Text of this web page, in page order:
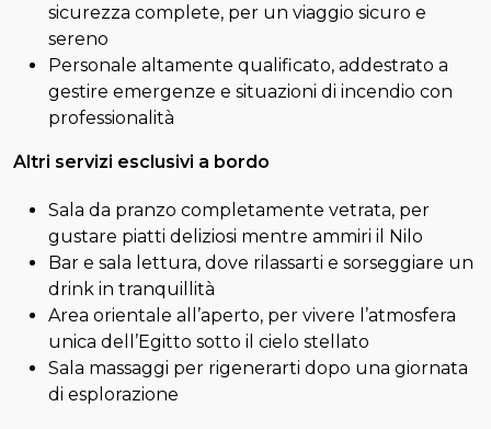
sicurezza complete, per un viaggio sicuro e
sereno
Personale altamente qualificato, addestrato a
gestire emergenze e situazioni di incendio con
professionalità
Altri servizi esclusivi a bordo
Sala da pranzo completamente vetrata, per
gustare piatti deliziosi mentre ammiri il Nilo
Bar e sala lettura, dove rilassarti e sorseggiare un
drink in tranquillità
Area orientale all’aperto, per vivere l’atmosfera
unica dell’Egitto sotto il cielo stellato
Sala massaggi per rigenerarti dopo una giornata
di esplorazione